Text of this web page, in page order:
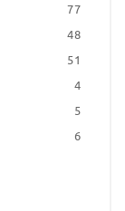
0
0
0
0
0
1
77
48
51
4
5
6